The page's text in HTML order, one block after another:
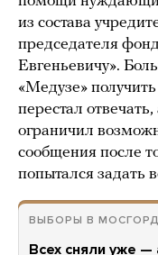
из состава
председателя
Евгеньевичу».
«Медузе»
перестал
ограничил
сообщения после
попытался задать
ВЫБОРЫ В
Всех сняли уже —